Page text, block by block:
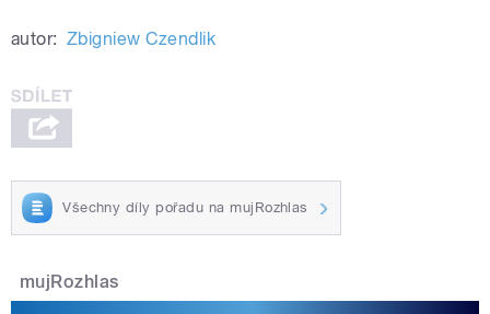
autor: Zbigniew Czendlik
Všechny díly pořadu na mujRozhlas
mujRozhlas